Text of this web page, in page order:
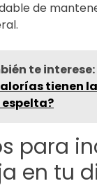
de
te interese:
tienen
para
en tu